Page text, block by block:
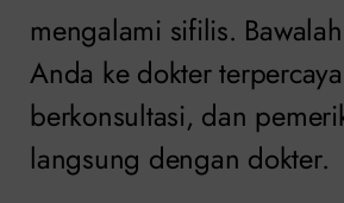
mengalami sifilis.
Anda ke dokter
berkonsultasi, dan
langsung dengan dokter.